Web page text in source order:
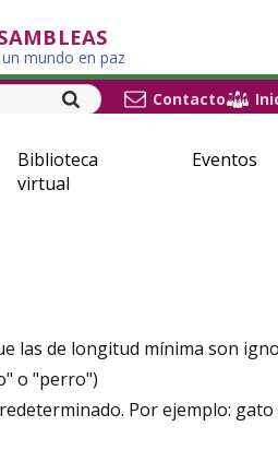
mundo en paz
Contacto
Biblioteca
virtual
Eventos
las de longitud mínima son
o "perro")
Por ejemplo: